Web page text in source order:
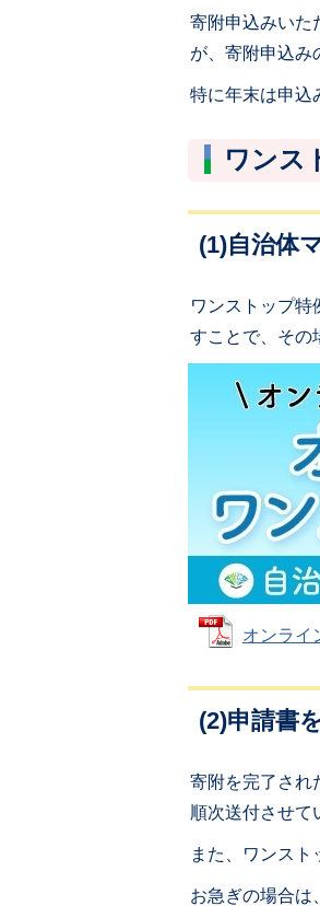
寄附申込みいた
が、寄附申込み
特に年末は申込
ワンス
(1)自治体
ワンストップ特
すことで、その
オンライ
(2)申請書
寄附を完了され
順次送付させて
また、ワンスト
お急ぎの場合は